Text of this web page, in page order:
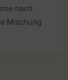
nach
Mischung